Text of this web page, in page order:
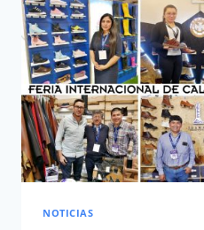
EN
ECUADOR
FICCE
2023
NOTICIAS